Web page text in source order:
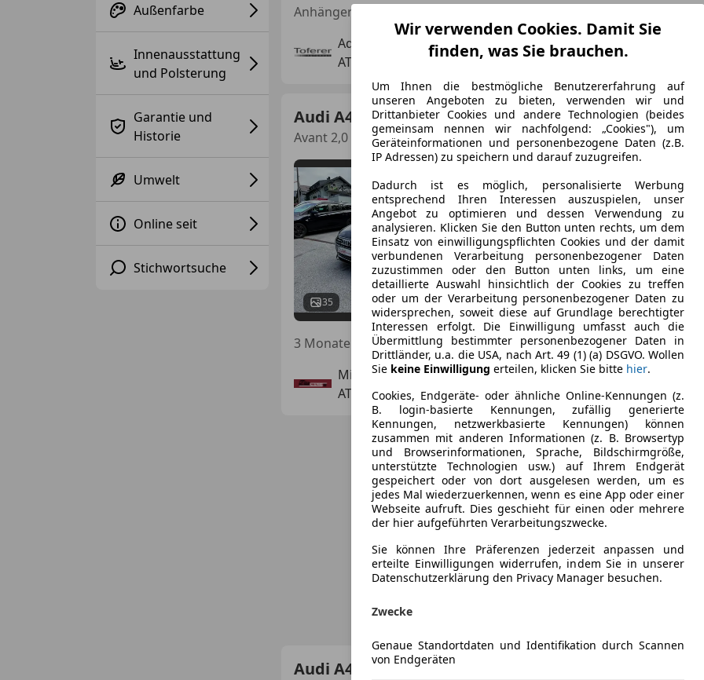
Außenfarbe
Innenausstattung
und Polsterung
Garantie und
Historie
Umwelt
Online seit
Stichwortsuche
Adolf Toferer GmbH & Co KG
AT-4070 Eferding
Audi A4
Avant 2,0 TDI Aut Sport
35
€ 10 990
Neu 07/2016 236 948 km
3 Monate Aktion bei Finanzierung Fixzins nur für 5,74%
Millenium Cars Drive GmbH
AT-5300 Hallwang
Audi A4
Wir verwenden Cookies. Damit Sie
finden, was Sie brauchen.
Um Ihnen die bestmögliche Benutzererfahrung auf
unseren Angeboten zu bieten, verwenden wir und
Drittanbieter Cookies und andere Technologien (beides
gemeinsam nennen wir nachfolgend: „Cookies"), um
Geräteinformationen und personenbezogene Daten (z.B.
IP Adressen) zu speichern und darauf zuzugreifen.
Dadurch ist es möglich, personalisierte Werbung
entsprechend Ihren Interessen auszuspielen, unser
Angebot zu optimieren und dessen Verwendung zu
analysieren. Klicken Sie den Button unten rechts, um dem
Einsatz von einwilligungspflichten Cookies und der damit
verbundenen Verarbeitung personenbezogener Daten
zuzustimmen oder den Button unten links, um eine
detaillierte Auswahl hinsichtlich der Cookies zu treffen
oder um der Verarbeitung personenbezogener Daten zu
widersprechen, soweit diese auf Grundlage berechtigter
Interessen erfolgt. Die Einwilligung umfasst auch die
Übermittlung bestimmter personenbezogener Daten in
Drittländer, u.a. die USA, nach Art. 49 (1) (a) DSGVO. Wollen
Sie keine Einwilligung erteilen, klicken Sie bitte hier.
Cookies, Endgeräte- oder ähnliche Online-Kennungen (z.
B. login-basierte Kennungen, zufällig generierte
Kennungen, netzwerkbasierte Kennungen) können
zusammen mit anderen Informationen (z. B. Browsertyp
und Browserinformationen, Sprache, Bildschirmgröße,
unterstützte Technologien usw.) auf Ihrem Endgerät
gespeichert oder von dort ausgelesen werden, um es
jedes Mal wiederzuerkennen, wenn es eine App oder einer
Webseite aufruft. Dies geschieht für einen oder mehrere
der hier aufgeführten Verarbeitungszwecke.
Sie können Ihre Präferenzen jederzeit anpassen und
erteilte Einwilligungen widerrufen, indem Sie in unserer
Datenschutzerklärung den Privacy Manager besuchen.
Zwecke
Genaue Standortdaten und Identifikation durch Scannen
von Endgeräten